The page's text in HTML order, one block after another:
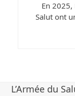
En 2025,
Salut ont
L’Armée du